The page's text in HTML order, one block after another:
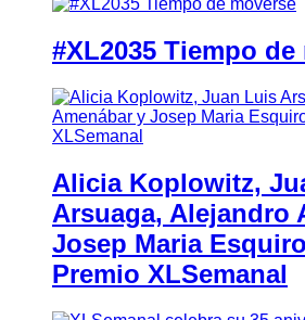
#XL2035 Tiempo de
Alicia Koplowitz,
Arsuaga, Alejandro
Josep Maria
Premio XLSemanal